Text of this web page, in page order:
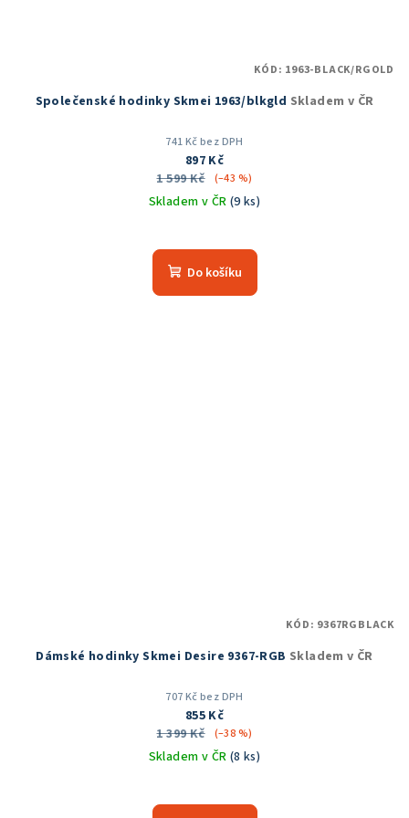
Společenské hodinky Skmei 1963/blkgld Skladem v ČR
741 Kč bez DPH
897 Kč
1 599 Kč
(–43 %)
Skladem v ČR (9 ks)
hodnocení
produktu
Do košíku
KÓD: 1963-BLACK/RGOLD
Dámské hodinky Skmei Desire 9367-RGB Skladem v ČR
707 Kč bez DPH
855 Kč
1 399 Kč
(–38 %)
Skladem v ČR (8 ks)
hodnocení
KÓD: 9367RGBLACK